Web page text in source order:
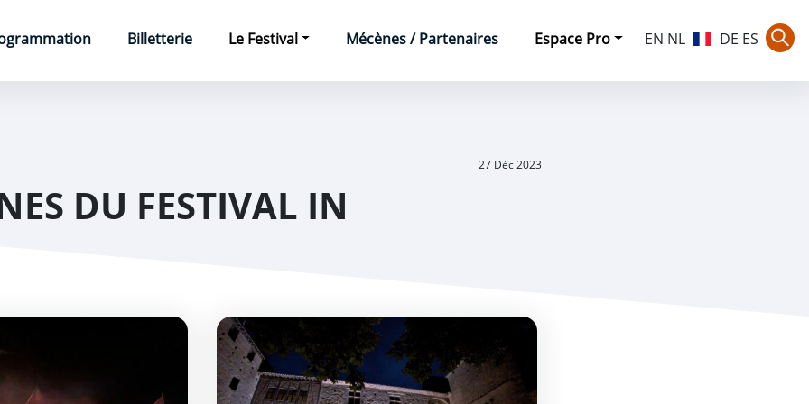
Billetterie Le Festival Mécènes / Partenaires Espace Pro EN NL DE ES
27 Déc 2023
DU FESTIVAL IN